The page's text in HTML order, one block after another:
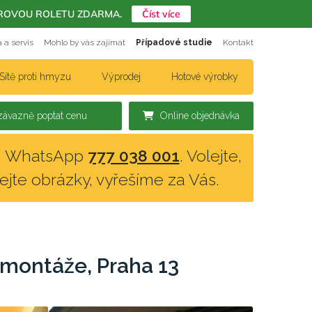
a servis Mohlo by vás zajímat Případové studie Kontakt
proti hmyzu Výprodej Hotové výrobky
Online objednávka
poptat cenu
WhatsApp 777 038 001. Volejte,
obrázky, vyřešíme za Vás.
Praha 13
ROLETU ZDARMA. Číst více